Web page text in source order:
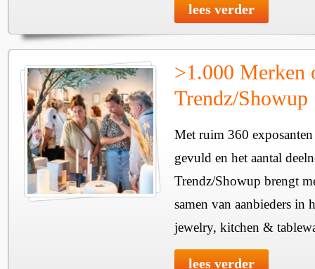
lees verder
>1.000 Merken
Trendz/Showup
Met ruim 360
gevuld en het aantal
Trendz/Showup brengt
samen van aanbieders in
jewelry, kitchen &
lees verder